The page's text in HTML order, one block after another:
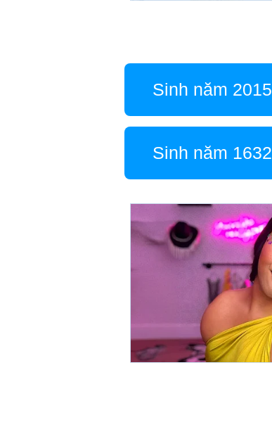
Sinh năm 2015
Sinh năm 1632